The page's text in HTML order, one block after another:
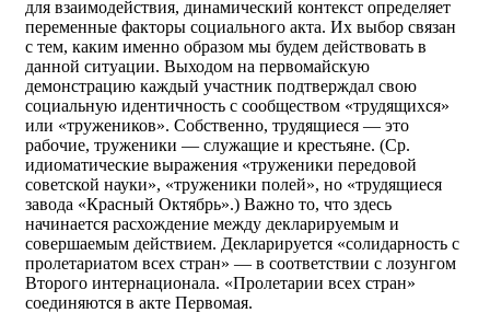
для взаимодействия, динамический контекст определяет
переменные факторы социального акта. Их выбор связан
с тем, каким именно образом мы будем действовать в
данной ситуации. Выходом на первомайскую
демонстрацию каждый участник подтверждал свою
социальную идентичность с сообществом «трудящихся»
или «тружеников». Собственно, трудящиеся — это
рабочие, труженики — служащие и крестьяне. (Ср.
идиоматические выражения «труженики передовой
советской науки», «труженики полей», но «трудящиеся
завода «Красный Октябрь».) Важно то, что здесь
начинается расхождение между декларируемым и
совершаемым действием. Декларируется «солидарность с
пролетариатом всех стран» — в соответствии с лозунгом
Второго интернационала. «Пролетарии всех стран»
соединяются в акте Первомая.